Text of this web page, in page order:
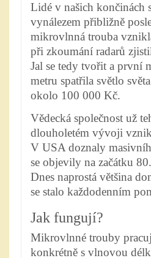
Lidé v našich končinách
vynálezem přibližně
mikrovlnná trouba
při zkoumání radarů
Jal se tedy tvořit a první
metru spatřila světlo
okolo 100 000 Kč.
Vědecká společnost už
dlouholetém vývoji
V USA doznaly
se objevily na začátku
Dnes naprostá většina
se stalo každodenním
Jak fungují?
Mikrovlnné trouby
konkrétně s vlnovou